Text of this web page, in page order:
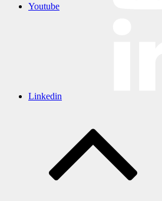
Youtube
Linkedin